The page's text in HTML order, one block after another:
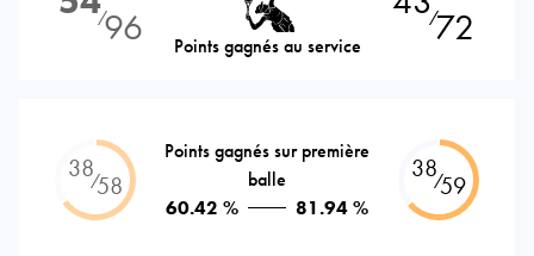
⁄96 Points gagnés au service
⁄72
38⁄58
Points gagnés sur première
balle
60.42 %
81.94 %
38⁄59